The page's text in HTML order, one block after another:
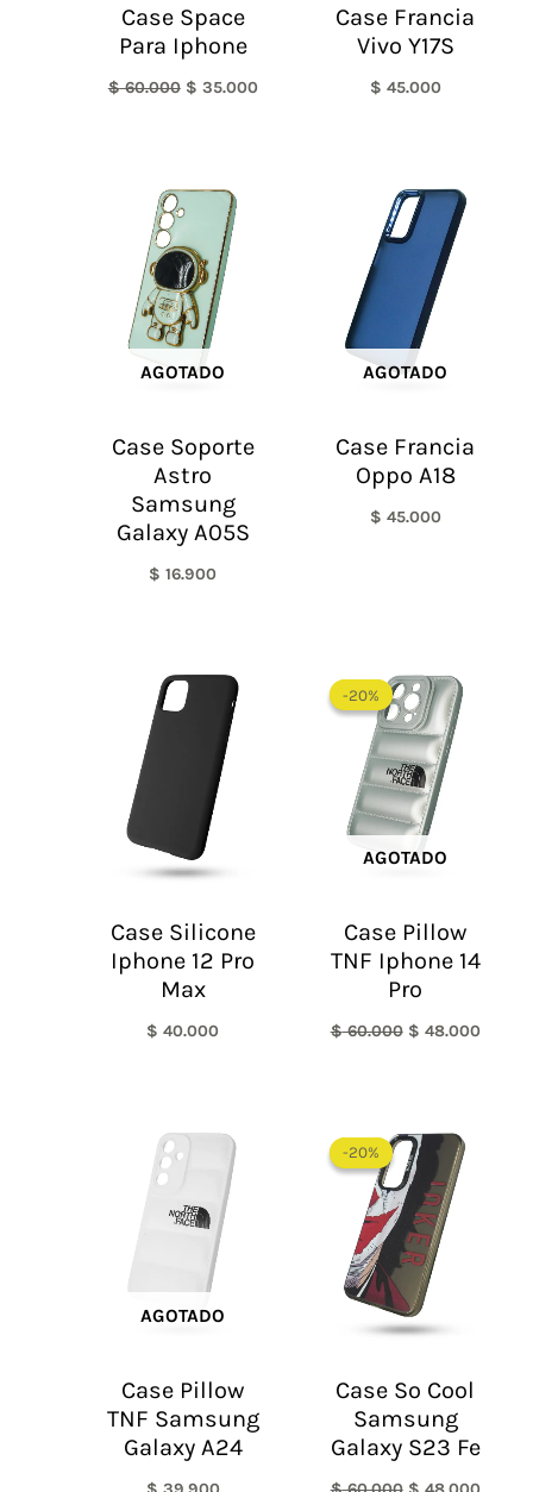
Case Space
Para Iphone
$60.000 $ 35.000
Case Francia
Vivo Y17S
$ 45.000
AGOTADO
Case Soporte
Astro
Samsung
Galaxy A05S
$ 16.900
AGOTADO
Case Francia
Oppo A18
$ 45.000
Case Silicone
Iphone 12 Pro
Max
$ 40.000
-20%
AGOTADO
-20%
Case Pillow
TNF Iphone 14
Pro
$60.000
precio
original
era:
$ 60.000.
$ 48.000
AGOTADO
Case Pillow
TNF Samsung
Galaxy A24
-20%
-20%
Case So Cool
Samsung
Galaxy S23 Fe
precio
original
era:
$ 60.000.